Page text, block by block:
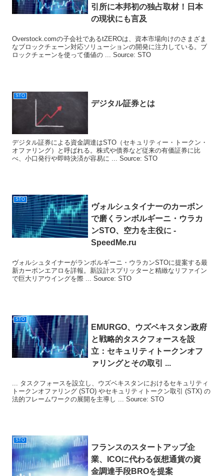
引所に本邦初の独占取材！日本
の現状にも言及
Overstock.comの子会社であるtZEROは、資本市場向けのさまざま
なブロックチェーン対応ソリューションの開発に注力している。ブ
ロックチェーンを使って価値の ... Source: STO
STO
デジタル証券とは
デジタル証券による資金調達はSTO（セキュリティー・トークン・
オファリング）と呼ばれる。株式や債券など従来の有価証券に比
べ、小口発行や即時決済が容易に ... Source: STO
STO
ヴォルシュタイナーのカーボン
で磨くランボルギーニ・ウラカ
ンSTO、空力を主役に -
SpeedMe.ru
ヴォルシュタイナーがランボルギーニ・ウラカンSTOに提案する最
新カーボンエアロを詳報。新設計スプリッターと精緻なリファイン
で巨大リアウイングを際 ... Source: STO
STO
EMURGO、ウズベキスタン政府
と戦略的タスクフォースを設
立：セキュリティトークンオフ
ァリングとその取引 ...
... タスクフォースを設立し、ウズベキスタンにおけるセキュリティ
トークンオファリング (STO) やセキュリティトークン取引 (STX) の
法的フレームワークの展開を主導し ... Source: STO
STO
フランスのスタートアップ企
業、ICOに代わる仮想通貨の資
金調達手段BROを提案